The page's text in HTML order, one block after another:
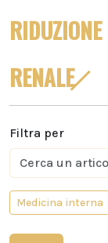
RENALE
Filtra per
Medicina interna